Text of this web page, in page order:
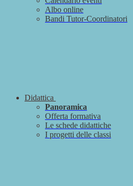
Albo online
Bandi Tutor-Coordinatori
Didattica
Panoramica
Offerta formativa
Le schede didattiche
I progetti delle classi